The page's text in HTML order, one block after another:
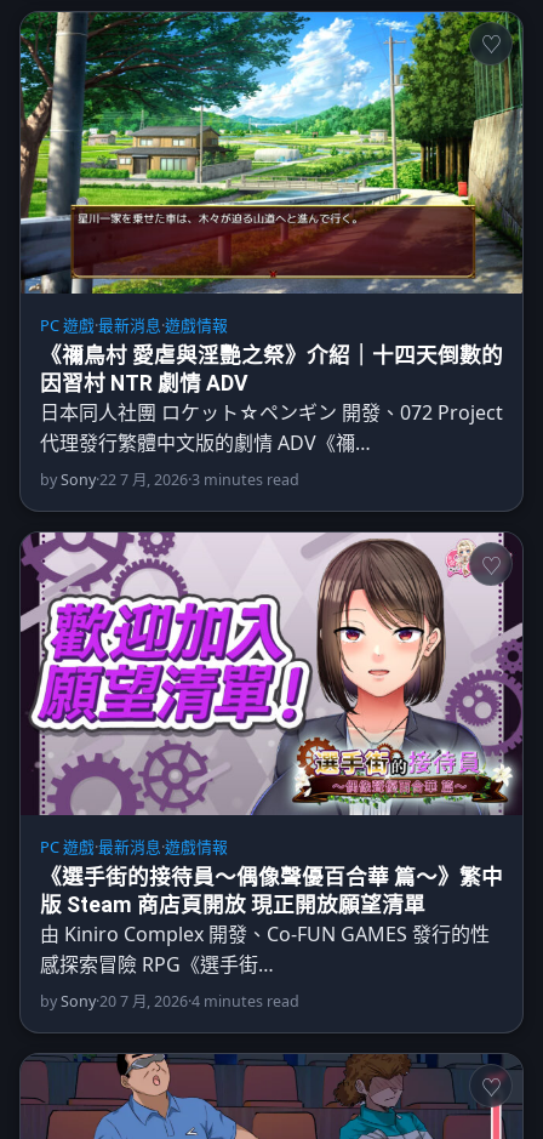
PC 遊戲·最新消息·遊戲情報
《禰鳥村 愛虐與淫艷之祭》介紹｜十四天倒數的
因習村 NTR 劇情 ADV
日本同人社團 ロケット☆ペンギン 開發、072 Project
代理發行繁體中文版的劇情 ADV《禰…
bySony·22 7 月, 2026·3 minutes read
PC 遊戲·最新消息·遊戲情報
《選手街的接待員～偶像聲優百合華 篇～》繁中
版 Steam 商店頁開放 現正開放願望清單
由 Kiniro Complex 開發、Co-FUN GAMES 發行的性
感探索冒險 RPG《選手街…
bySony·20 7 月, 2026·4 minutes read